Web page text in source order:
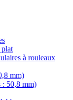
plat
à rouleaux
mm)
: 50,8 mm)